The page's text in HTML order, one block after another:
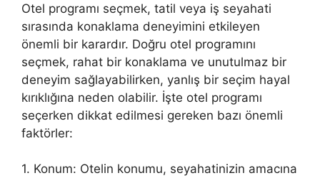
Otel programı seçmek, tatil veya iş seyahati
sırasında konaklama deneyimini etkileyen
önemli bir karardır. Doğru otel programını
seçmek, rahat bir konaklama ve unutulmaz bir
deneyim sağlayabilirken, yanlış bir seçim hayal
kırıklığına neden olabilir. İşte otel programı
seçerken dikkat edilmesi gereken bazı önemli
faktörler:
1. Konum: Otelin konumu, seyahatinizin amacına